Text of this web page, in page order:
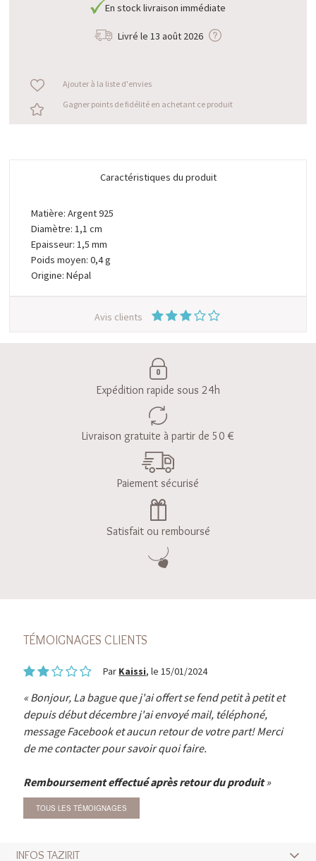
En stock livraison immédiate
Livré le 13 août 2026
Ajouter à la liste d'envies
Gagner points de fidélité en achetant ce produit
Caractéristiques du produit
Matière: Argent 925
Diamètre: 1,1 cm
Epaisseur: 1,5 mm
Poids moyen: 0,4 g
Origine: Népal
Avis clients
Expédition rapide sous 24h
Livraison gratuite à partir de 50 €
Paiement sécurisé
Satisfait ou remboursé
TÉMOIGNAGES CLIENTS
Par Kaissi, le 15/01/2024
Bonjour, La bague que j'ai offert se fend petit à petit et
depuis début décembre j'ai envoyé mail, téléphoné,
message Facebook et aucun retour de votre part! Merci
de me contacter pour savoir quoi faire.
Remboursement effectué après retour du produit
TOUS LES TÉMOIGNAGES
INFOS TAZIRIT